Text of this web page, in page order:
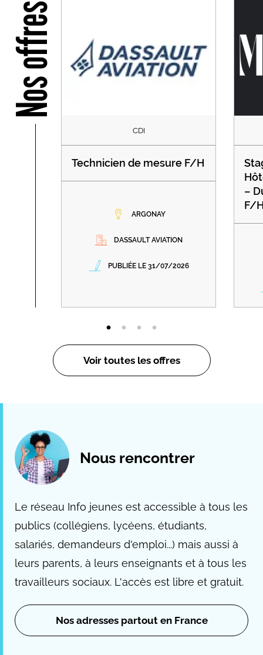
Nos offres
CDI
Technicien de mesure F/H
ARGONAY
DASSAULT AVIATION
PUBLIÉE LE 31/07/2026
–
F/
Voir toutes les offres
Nous rencontrer
Le réseau Info jeunes est accessible à tous les
publics (collégiens, lycéens, étudiants,
salariés, demandeurs d'emploi...) mais aussi à
leurs parents, à leurs enseignants et à tous les
travailleurs sociaux. L'accès est libre et gratuit.
Nos adresses partout en France